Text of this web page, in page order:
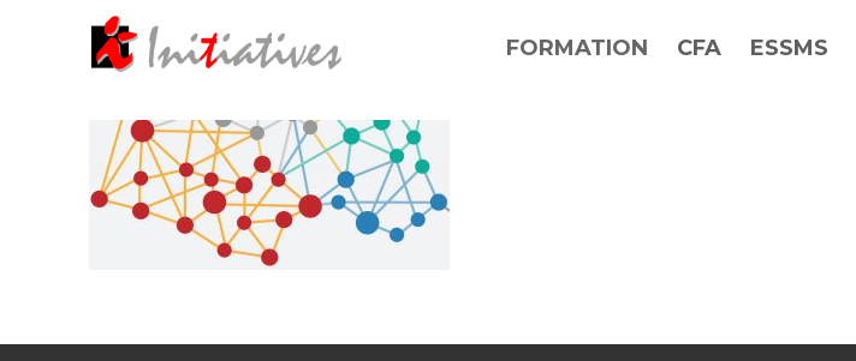
FORMATION CFA ESSMS